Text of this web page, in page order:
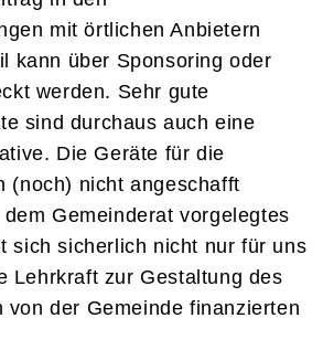
mit örtlichen Anbietern
kann über Sponsoring oder
werden. Sehr gute
sind durchaus auch eine
Die Geräte für die
(noch) nicht angeschafft
Gemeinderat vorgelegtes
sich sicherlich nicht nur für uns
Lehrkraft zur Gestaltung des
von der Gemeinde finanzierten